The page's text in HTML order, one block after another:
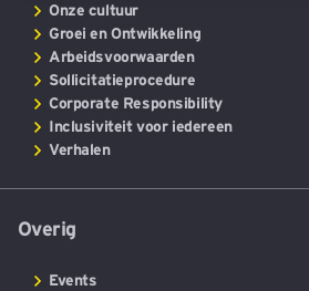
Onze cultuur
Groei en Ontwikkeling
Arbeidsvoorwaarden
Sollicitatieprocedure
Corporate Responsibility
Inclusiviteit voor iedereen
Verhalen
Overig
Events